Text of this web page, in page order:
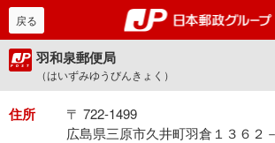
戻る
羽和泉郵便局
（はいずみゆうびんきょく）
住所
〒 722-1499
広島県三原市久井町羽倉１３６２